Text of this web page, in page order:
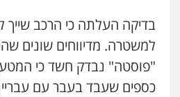
עו"ד ראוף נג'אר
פלילי עורכי דין
סמים רכוש
0548009246
בדיקה העלתה כי הרכב שייך
למשטרה. מדיווחים שונים
"פוסטה" נבדק חשד כי
כספים שעבד בעבר עם